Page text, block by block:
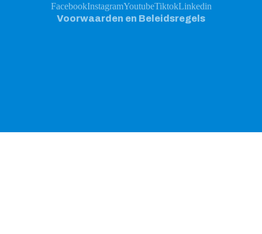
FacebookInstagramYoutubeTiktokLinkedin
Voorwaarden en Beleidsregels